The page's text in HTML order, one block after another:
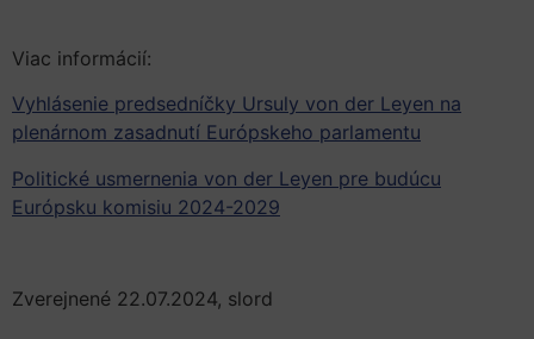
Viac informácií:
Vyhlásenie predsedníčky Ursuly von der Leyen na
plenárnom zasadnutí Európskeho parlamentu
Politické usmernenia von der Leyen pre budúcu
Európsku komisiu 2024-2029
Zverejnené 22.07.2024, slord